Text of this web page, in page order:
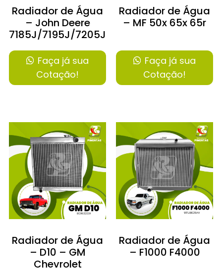
Radiador de Água
– John Deere
7185J/7195J/7205J/7210J/7225J
Faça já sua
Cotação!
Radiador de Água
– MF 50x 65x 65r
Faça já sua
Cotação!
Radiador de Água
– D10 – GM
Chevrolet
Radiador de Água
– F1000 F4000